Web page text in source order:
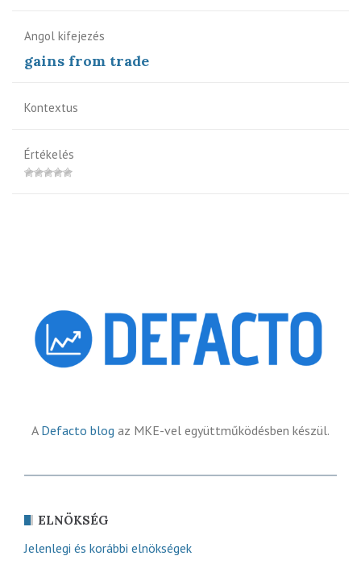
Angol kifejezés
gains from trade
Kontextus
Értékelés
A Defacto blog az MKE-vel együttműködésben készül.
ELNÖKSÉG
Jelenlegi és korábbi elnökségek